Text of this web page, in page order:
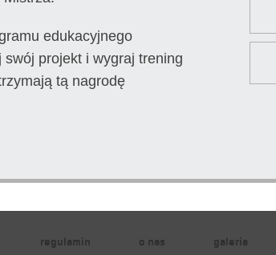
edukacyjnego
swój projekt i wygraj trening
tą nagrodę
regulamin o nas galeria